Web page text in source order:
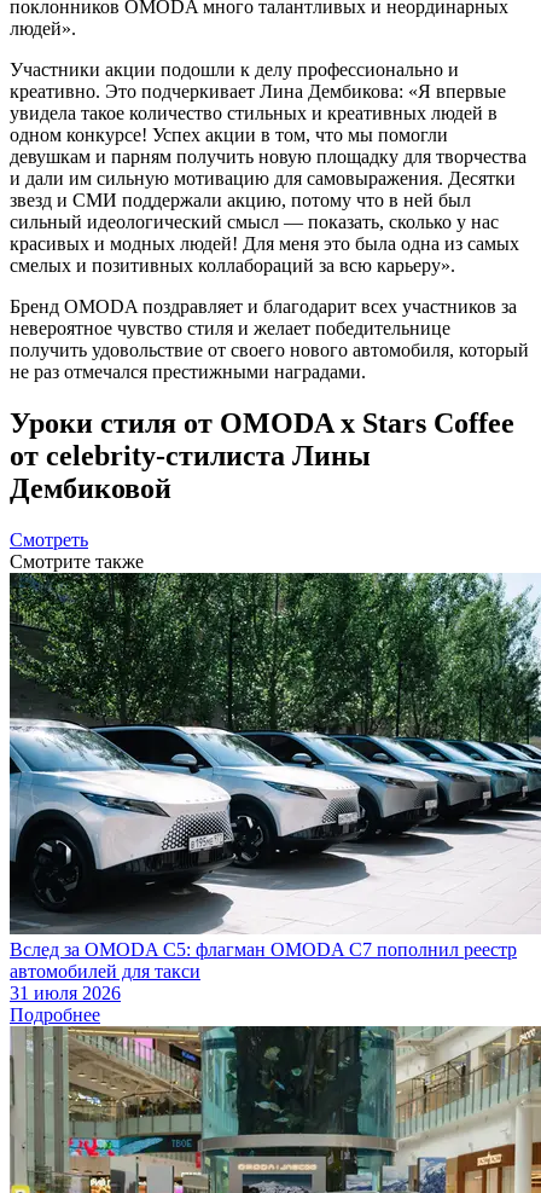
поклонников OMODA много талантливых и неординарных
людей».
Участники акции подошли к делу профессионально и
креативно. Это подчеркивает Лина Дембикова: «Я впервые
увидела такое количество стильных и креативных людей в
одном конкурсе! Успех акции в том, что мы помогли
девушкам и парням получить новую площадку для творчества
и дали им сильную мотивацию для самовыражения. Десятки
звезд и СМИ поддержали акцию, потому что в ней был
сильный идеологический смысл — показать, сколько у нас
красивых и модных людей! Для меня это была одна из самых
смелых и позитивных коллабораций за всю карьеру».
Бренд OMODA поздравляет и благодарит всех участников за
невероятное чувство стиля и желает победительнице
получить удовольствие от своего нового автомобиля, который
не раз отмечался престижными наградами.
Уроки стиля от OMODA x Stars Coffee
от celebrity-стилиста Лины
Дембиковой
Смотреть
Смотрите также
Вслед за OMODA C5: флагман OMODA C7 пополнил реестр
автомобилей для такси
31 июля 2026
Подробнее